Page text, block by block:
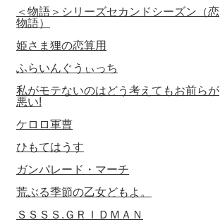
＜物語＞シリーズセカンドシーズン（恋
物語）
姫さま狸の恋算用
ふらいんぐうぃっち
私がモテないのはどう考えてもお前らが
悪い!
ケロロ軍曹
ひもてはうす
ガンパレード・マーチ
荒ぶる季節の乙女どもよ。
ＳＳＳＳ.ＧＲＩＤＭＡＮ